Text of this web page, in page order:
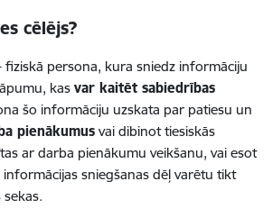
cēlējs?
persona, kura sniedz informāciju
kas var kaitēt sabiedrības
šo informāciju uzskata par patiesu un
pienākumus vai dibinot tiesiskās
ar darba pienākumu veikšanu, vai esot
sniegšanas dēļ varētu tikt